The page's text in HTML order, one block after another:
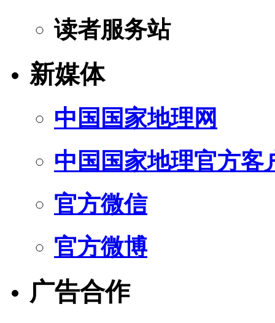
读者服务站
新媒体
中国国家地理网
中国国家地理官方客
官方微信
官方微博
广告合作